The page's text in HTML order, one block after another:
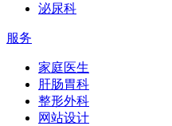
泌尿科
服务
家庭医生
肝肠胃科
整形外科
网站设计